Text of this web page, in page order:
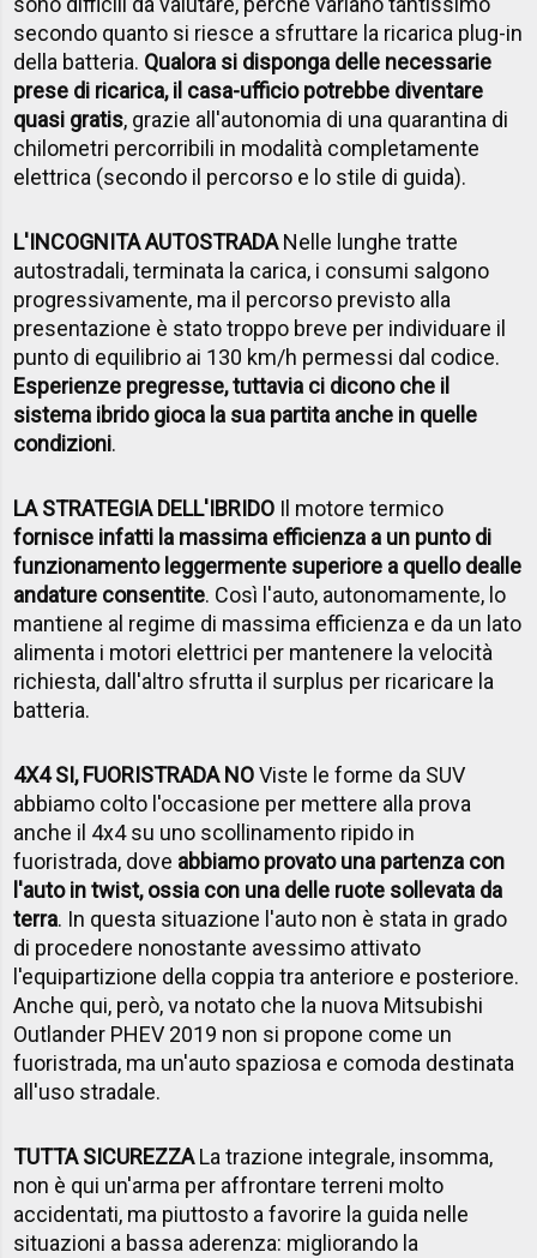
secondo quanto si riesce a sfruttare la ricarica plug-in
della batteria. Qualora si disponga delle necessarie
prese di ricarica, il casa-ufficio potrebbe diventare
quasi gratis, grazie all'autonomia di una quarantina di
chilometri percorribili in modalità completamente
elettrica (secondo il percorso e lo stile di guida).
L'INCOGNITA AUTOSTRADANelle lunghe tratte
autostradali, terminata la carica, i consumi salgono
progressivamente, ma il percorso previsto alla
presentazione è stato troppo breve per individuare il
punto di equilibrio ai 130 km/h permessi dal codice.
Esperienze pregresse, tuttavia ci dicono che il
sistema ibrido gioca la sua partita anche in quelle
condizioni.
LA STRATEGIA DELL'IBRIDO Il motore termico
fornisce infatti la massima efficienza a un punto di
funzionamento leggermente superiore a quello dealle
andature consentite. Così l'auto, autonomamente, lo
mantiene al regime di massima efficienza e da un lato
alimenta i motori elettrici per mantenere la velocità
richiesta, dall'altro sfrutta il surplus per ricaricare la
batteria.
4X4 SI, FUORISTRADA NOViste le forme da SUV
abbiamo colto l'occasione per mettere alla prova
anche il 4x4 su uno scollinamento ripido in
fuoristrada, dove abbiamo provato una partenza con
l'auto in twist, ossia con una delle ruote sollevata da
terra. In questa situazione l'auto non è stata in grado
di procedere nonostante avessimo attivato
l'equipartizione della coppia tra anteriore e posteriore.
Anche qui, però, va notato che la nuova Mitsubishi
Outlander PHEV 2019 non si propone come un
fuoristrada, ma un'auto spaziosa e comoda destinata
all'uso stradale.
TUTTA SICUREZZALa trazione integrale, insomma,
non è qui un'arma per affrontare terreni molto
accidentati, ma piuttosto a favorire la guida nelle
situazioni a bassa aderenza: migliorando la